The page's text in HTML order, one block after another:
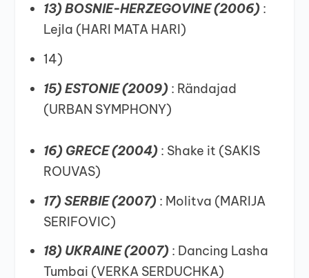
13) BOSNIE-HERZEGOVINE (2006):
Lejla (HARI MATA HARI)
14)
15) ESTONIE (2009): Rändajad
(URBAN SYMPHONY)
16) GRECE (2004) : Shake it (SAKIS
ROUVAS)
17) SERBIE (2007): Molitva (MARIJA
SERIFOVIC)
18) UKRAINE (2007): Dancing Lasha
Tumbai (VERKA SERDUCHKA)